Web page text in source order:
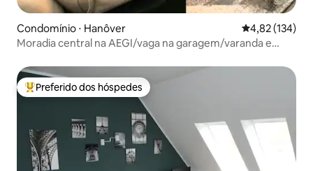
Condomínio ⋅ Hanôver 4,82 de uma
4,82 (134)
Moradia central na AEGI/vaga na garagem/varanda e
Entre os melhores preferidos dos hóspedes
Preferido dos hóspedes